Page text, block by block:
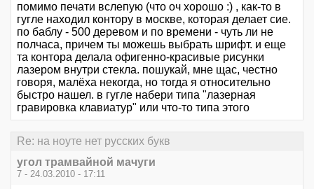
помимо печати вслепую (что оч хорошо :) , как-то в
гугле находил контору в москве, которая делает сие.
по баблу - 500 деревом и по времени - чуть ли не
полчаса, причем ты можешь выбрать шрифт. и еще
та контора делала офигенно-красивые рисунки
лазером внутри стекла. пошукай, мне щас, честно
говоря, малёха некогда, но тогда я относительно
быстро нашел. в гугле набери типа "лазерная
гравировка клавиатур" или что-то типа этого
Re: на ноуте нет русских букв
угол трамвайной мачуги
7 - 24.03.2010 - 17:11